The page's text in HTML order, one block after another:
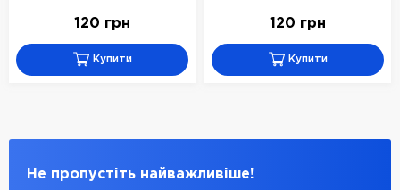
120 грн
Купити
120 грн
Купити
Не пропустіть найважливіше!